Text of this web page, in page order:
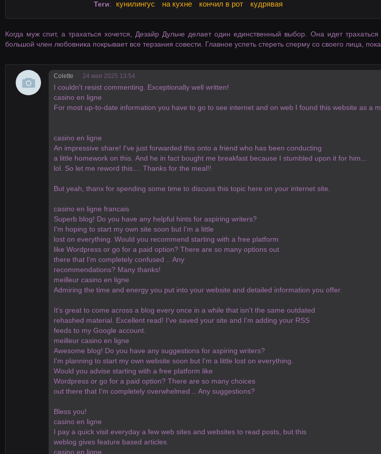
Теги: кунилингус на кухне кончил в рот кудрявая
Когда муж спит, а трахаться хочется, Дезайр Дульче делает один единственный выбор. Она идет
большой член любовника покрывает все терзания совести. Главное успеть стереть сперму со своего лица,
Colette 24 мая 2025 13:54
I couldn't resist commenting. Exceptionally well written!
casino en ligne
For most up-to-date information you have to go to see internet and on web I found this website as a
casino en ligne
An impressive share! I've just forwarded this onto a friend who has been conducting
a little homework on this. And he in fact bought me breakfast because I stumbled upon it for him...
lol. So let me reword this.... Thanks for the meal!!
But yeah, thanx for spending some time to discuss this topic here on your internet site.
casino en ligne francais
Superb blog! Do you have any helpful hints for aspiring writers?
I'm hoping to start my own site soon but I'm a little
lost on everything. Would you recommend starting with a free platform
like Wordpress or go for a paid option? There are so many options out
there that I'm completely confused .. Any
recommendations? Many thanks!
meilleur casino en ligne
Admiring the time and energy you put into your website and detailed information you offer.
It's great to come across a blog every once in a while that isn't the same outdated
rehashed material. Excellent read! I've saved your site and I'm adding your RSS
feeds to my Google account.
meilleur casino en ligne
Awesome blog! Do you have any suggestions for aspiring writers?
I'm planning to start my own website soon but I'm a little lost on everything.
Would you advise starting with a free platform like
Wordpress or go for a paid option? There are so many choices
out there that I'm completely overwhelmed .. Any suggestions?
Bless you!
casino en ligne
I pay a quick visit everyday a few web sites and websites to read posts, but this
weblog gives feature based articles.
casino en ligne